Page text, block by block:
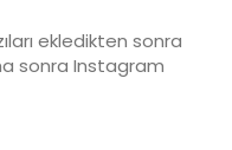
ekledikten sonra
sonra Instagram